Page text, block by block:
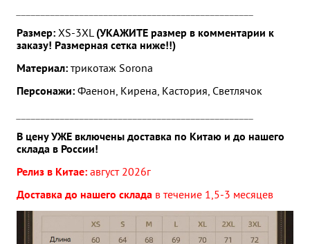
Размер: XS-3XL (УКАЖИТЕ размер в комментарии к
заказу! Размерная сетка ниже!!)
Материал: трикотаж Sorona
Персонажи: Фаенон, Кирена, Кастория, Светлячок
В цену УЖЕ включены доставка по Китаю и до нашего
склада в России!
Релиз в Китае: август 2026г
Доставка до нашего склада в течение 1,5-3 месяцев